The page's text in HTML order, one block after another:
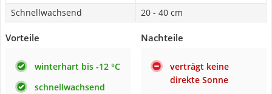
Schnellwachsend
20 - 40 cm
Vorteile
winterhart bis -12 °C
schnellwachsend
Nachteile
verträgt keine
direkte Sonne